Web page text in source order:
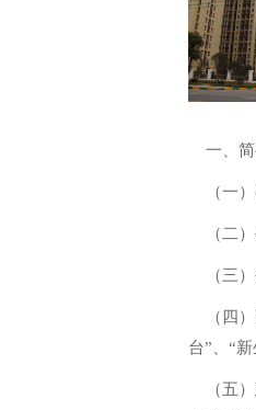
一、简
（一
（二
（三
（四
台”、“
（五